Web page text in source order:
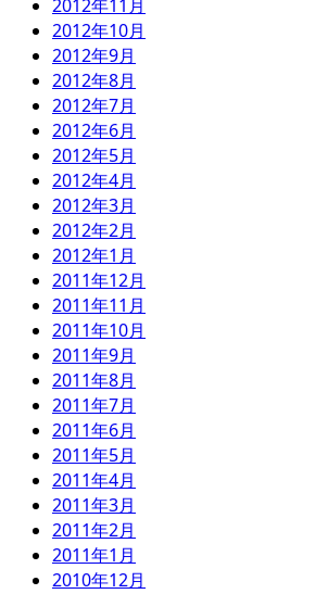
2012年11月
2012年10月
2012年9月
2012年8月
2012年7月
2012年6月
2012年5月
2012年4月
2012年3月
2012年2月
2012年1月
2011年12月
2011年11月
2011年10月
2011年9月
2011年8月
2011年7月
2011年6月
2011年5月
2011年4月
2011年3月
2011年2月
2011年1月
2010年12月